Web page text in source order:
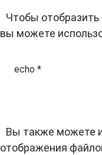
Чтобы
вы можете
echo *
Вы также можете
отображения